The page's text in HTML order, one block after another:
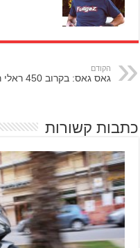
הקודם
גאס גאס: בקרוב 450 ראלי רפליקה
כתבות קשורות